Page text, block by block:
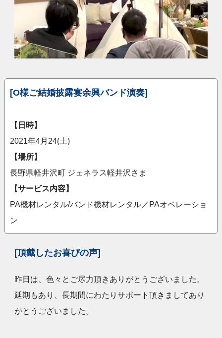
[O様ご結婚披露宴余興バンド演奏]
【日時】
2021年4月24(土)
【場所】
長野県軽井沢町 ジェネラス軽井沢さま
【サービス内容】
PA機材レンタル/バンド機材レンタル／PAオペレーショ
ン
[頂戴したお喜びの声]
昨日は、色々とご尽力頂きありがとうございました。
延期もあり、長期間にわたりサポート頂きましてあり
がとうございました。